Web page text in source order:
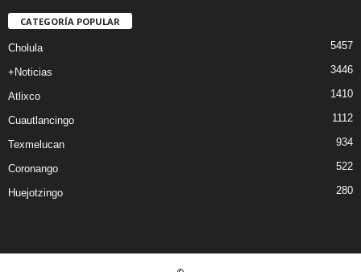
CATEGORÍA POPULAR
Cholula 5457
+Noticias 3446
Atlixco 1410
Cuautlancingo 1112
Texmelucan 934
Coronango 522
Huejotzingo 280